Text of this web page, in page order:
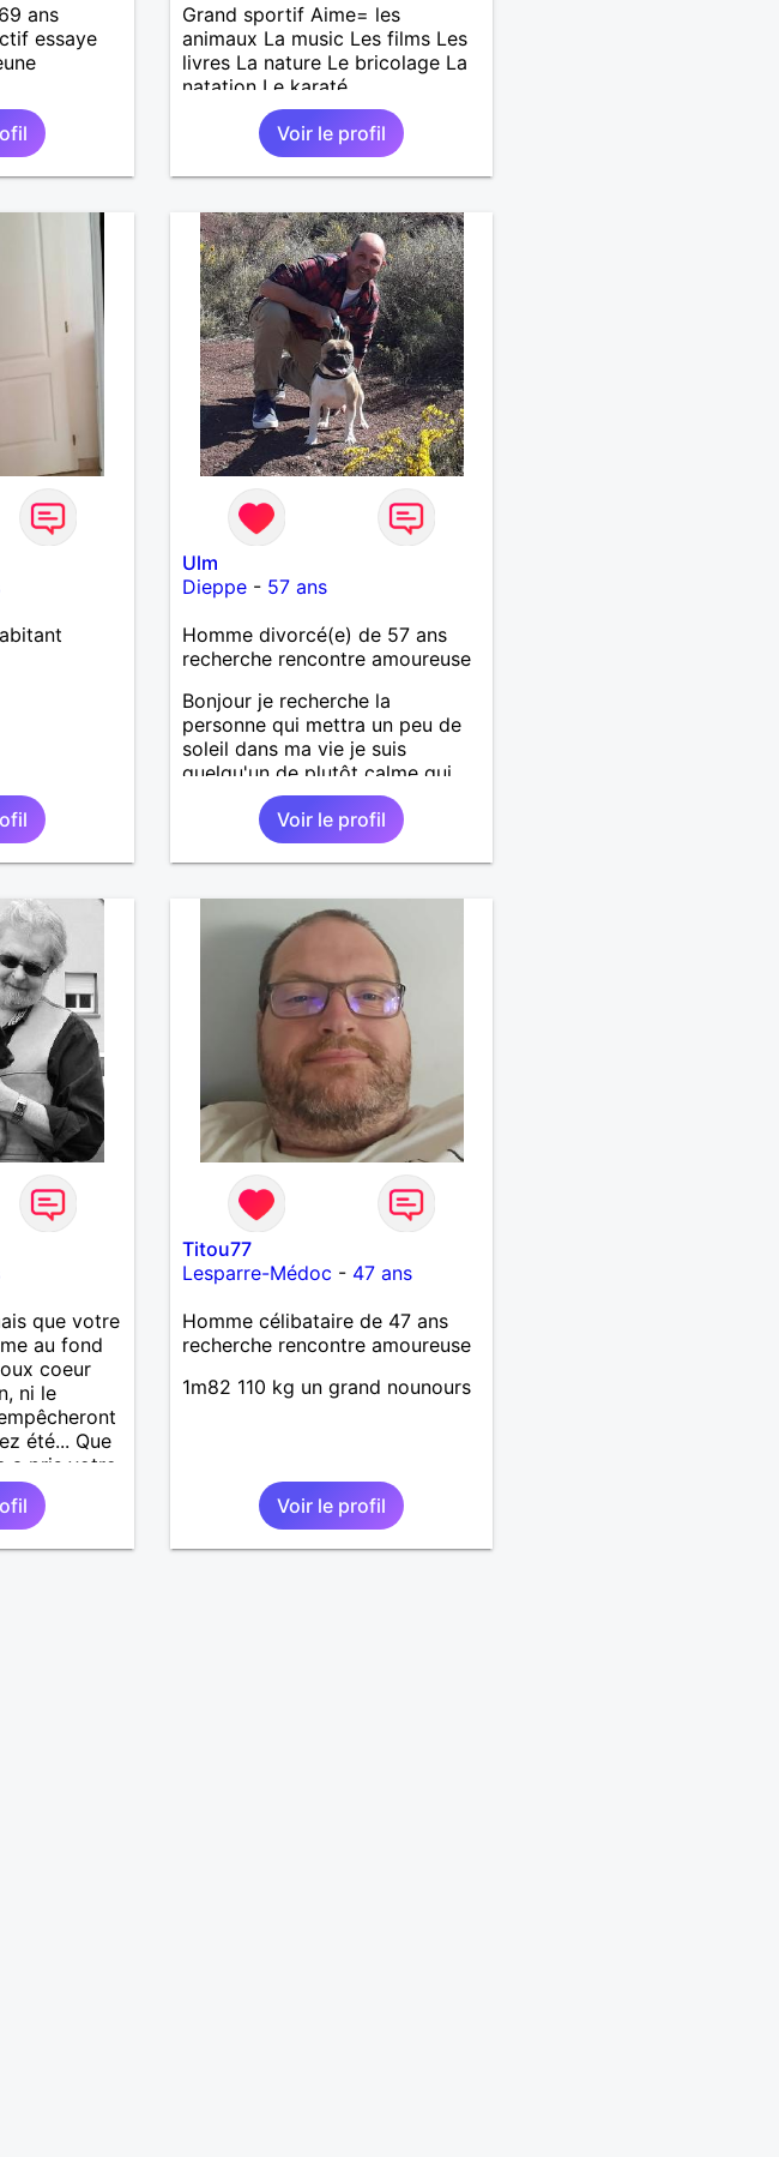
ans
essaye
Grand sportif Aime= les
animaux La music Les films Les
livres La nature Le bricolage La
natation Le karaté
Voir le profil
Ulm
Dieppe - 57 ans
Homme divorcé(e) de 57 ans
recherche rencontre amoureuse
Bonjour je recherche la
personne qui mettra un peu de
soleil dans ma vie je suis
quelqu'un de plutôt calme qui
aime les choses simples sans
prise de tête, simplement
partager de belles choses avec
une personne qui me ressemble
Voir le profil
que votre
au fond
coeur
ni le
été... Que
a pris votre
jamais
qui
Titou77
Lesparre-Médoc - 47 ans
Homme célibataire de 47 ans
recherche rencontre amoureuse
1m82 110 kg un grand nounours
Voir le profil